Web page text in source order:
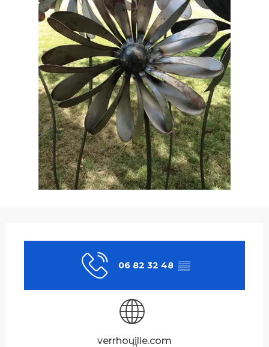
06 82 32 48 ▒▒
verrhouille.com